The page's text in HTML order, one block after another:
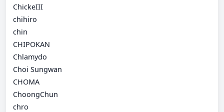
ChickeIII
chihiro
chin
CHIPOKAN
Chlamydo
Choi Sungwan
CHOMA
ChoongChun
chro